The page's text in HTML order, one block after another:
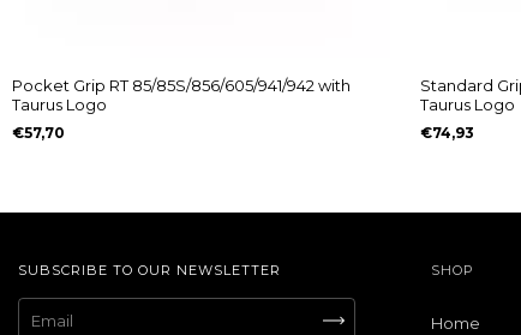
Pocket Grip RT 85/85S/856/605/941/942 with
Taurus Logo
€57,70
Standard
Taurus Logo
€74,93
SUBSCRIBE TO OUR NEWSLETTER SHOP
Home